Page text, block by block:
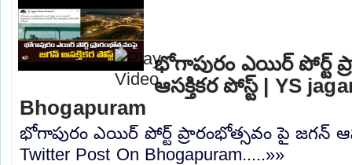
భోగాపురం ఎయిర్ పోర్ట్
ఆసక్తికర పోస్ట్ | YS
Bhogapuram
భోగాపురం ఎయిర్ పోర్ట్ ప్రారంభోత్సవం పై జగన్
Twitter Post On Bhogapuram.....»»